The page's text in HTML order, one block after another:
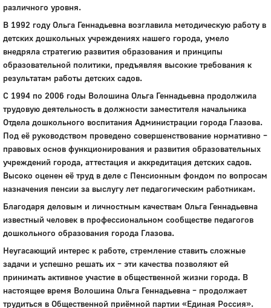
Город
Глазов
Официальный портал
различного уровня.
В 1992 году Ольга Геннадьевна возглавила методическую работу в
детских дошкольных учреждениях нашего города, умело
внедряла стратегию развития образования и принципы
образовательной политики, предъявляя высокие требования к
результатам работы детских садов.
С 1994 по 2006 годы Волошина Ольга Геннадьевна продолжила
трудовую деятельность в должности заместителя начальника
Отдела дошкольного воспитания Администрации города Глазова.
Под её руководством проведено совершенствование нормативно –
правовых основ функционирования и развития образовательных
учреждений города, аттестация и аккредитация детских садов.
Высоко оценен её труд в деле с Пенсионным фондом по вопросам
назначения пенсии за выслугу лет педагогическим работникам.
Благодаря деловым и личностным качествам Ольга Геннадьевна
известный человек в профессиональном сообществе педагогов
дошкольного образования города Глазова.
Неугасающий интерес к работе, стремление ставить сложные
задачи и успешно решать их – эти качества позволяют ей
принимать активное участие в общественной жизни города. В
настоящее время Волошина Ольга Геннадьевна – продолжает
трудиться в Общественной приёмной партии «Единая Россия».